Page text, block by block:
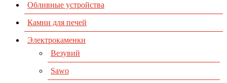
Обливные устройства
Камни для печей
Электрокаменки
Везувий
Sawo